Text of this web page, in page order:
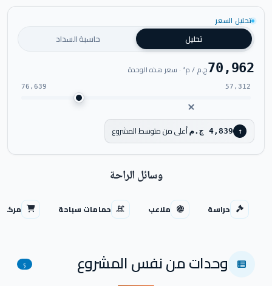
شاهد فيديو المشروع
تحليل السعر
تحليل حاسبة السداد
70,962ج.م / م² · سعر هذه الوحدة
57,312
76,639
↑ 4,839 ج.م أعلى من متوسط المشروع
وسائل الراحة
حراسة ملاعب حمامات سباحة مركز
وحدات من نفس المشروع 5